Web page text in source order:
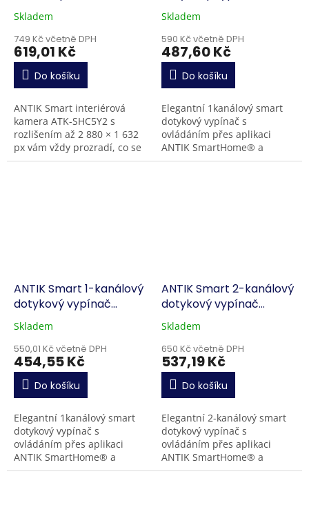
5.0 MP
Skladem
749 Kč včetně DPH
619,01 Kč
Do košíku
ANTIK Smart interiérová
kamera ATK-SHC5Y2 s
rozlišením až 2 880 × 1 632
px vám vždy prozradí, co se
děje ve vaší domácnosti,
(150W)
Skladem
590 Kč včetně DPH
487,60 Kč
Do košíku
Elegantní 1kanálový smart
dotykový vypínač s
ovládáním přes aplikaci
ANTIK SmartHome® a
hlasovými asistenty Google
ANTIK Smart 1-kanálový
dotykový vypínač
(250W)
Skladem
550,01 Kč včetně DPH
454,55 Kč
Do košíku
Elegantní 1kanálový smart
dotykový vypínač s
ovládáním přes aplikaci
ANTIK SmartHome® a
hlasovými asistenty Google
ANTIK Smart 2-kanálový
dotykový vypínač
(150W)
Skladem
650 Kč včetně DPH
537,19 Kč
Do košíku
Elegantní 2-kanálový smart
dotykový vypínač s
ovládáním přes aplikaci
ANTIK SmartHome® a
hlasovými asistenty Google